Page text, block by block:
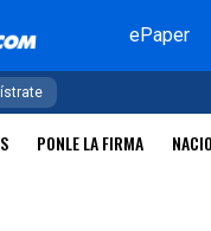
ePaper
PONLE LA FIRMA